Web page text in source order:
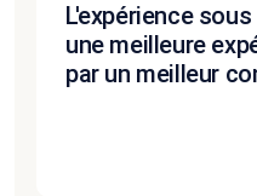
L'expérience
une meilleure
par un meilleur